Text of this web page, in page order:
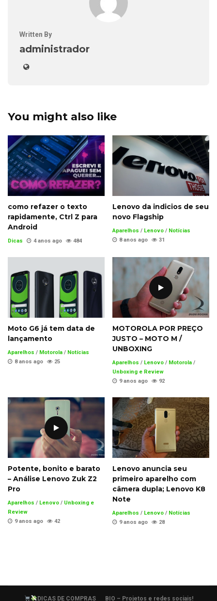
Written By
administrador
You might also like
como refazer o texto
rapidamente, Ctrl Z para
Android
Dicas 4 anos ago 484
Lenovo da indicios de seu
novo Flagship
Aparelhos / Lenovo / Notícias
8 anos ago
31
Moto G6 já tem data de
lançamento
Aparelhos / Motorola / Notícias
8 anos ago
25
MOTOROLA POR PREÇO
JUSTO – MOTO M /
UNBOXING
Aparelhos / Lenovo / Motorola /
Unboxing e Review
9 anos ago
92
Potente, bonito e barato
– Análise Lenovo Zuk Z2
Pro
Aparelhos / Lenovo / Unboxing e
Review
9 anos ago
42
Lenovo anuncia seu
primeiro aparelho com
câmera dupla; Lenovo K8
Note
Aparelhos / Lenovo / Notícias
9 anos ago
28
DICAS DE COMPRAS BIO – Projetos e redes sociais!